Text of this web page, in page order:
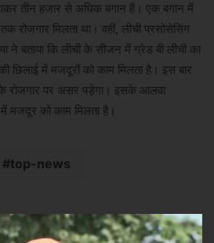
तीन हजार से अधिक बगान हैं। एक बगान में
रोजगार मिलता था। वहीं, लीची प्रसोसेसिंग
बताया कि लीची के सीजन में ग्रेड बी लीची का
छिलाई में मजदूरों को काम मिलता है। इस बार
रोजगार पर असर पड़ेगा। इसके आलवा
मजदूर को काम मिलता है।
top-news